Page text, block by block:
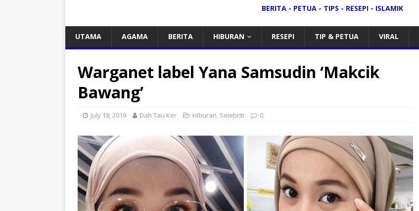
BERITA - PETUA - TIPS - RESEPI - ISLAMIK
UTAMA AGAMA BERITA HIBURAN RESEPI TIP & PETUA VIRAL
Warganet label Yana Samsudin ‘Makcik
Bawang’
July 18, 2019 Dah Tau Ker Hiburan, Selebriti 0